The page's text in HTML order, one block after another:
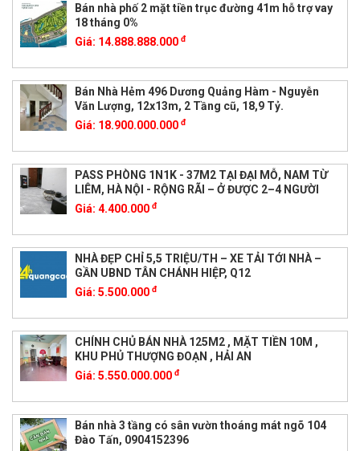
Bán nhà phố 2 mặt tiền trục đường 41m hỗ trợ vay
18 tháng 0%
Giá: 14.888.888.000 đ
Bán Nhà Hẻm 496 Dương Quảng Hàm - Nguyễn
Văn Lượng, 12x13m, 2 Tầng cũ, 18,9 Tỷ.
Giá: 18.900.000.000 đ
PASS PHÒNG 1N1K - 37M2 TẠI ĐẠI MỖ, NAM TỪ
LIÊM, HÀ NỘI - RỘNG RÃI – Ở ĐƯỢC 2–4 NGƯỜI
Giá: 4.400.000 đ
NHÀ ĐẸP CHỈ 5,5 TRIỆU/TH – XE TẢI TỚI NHÀ –
GẦN UBND TÂN CHÁNH HIỆP, Q12
Giá: 5.500.000 đ
CHÍNH CHỦ BÁN NHÀ 125M2 , MẶT TIỀN 10M ,
KHU PHỦ THƯỢNG ĐOẠN , HẢI AN
Giá: 5.550.000.000 đ
Bán nhà 3 tầng có sân vườn thoáng mát ngõ 104
Đào Tấn, 0904152396